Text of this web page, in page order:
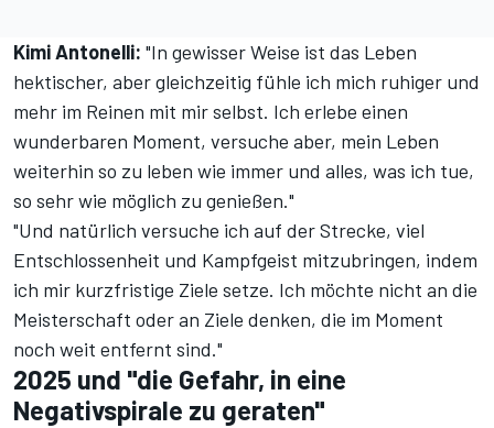
Kimi Antonelli: "In gewisser Weise ist das Leben
hektischer, aber gleichzeitig fühle ich mich ruhiger und
mehr im Reinen mit mir selbst. Ich erlebe einen
wunderbaren Moment, versuche aber, mein Leben
weiterhin so zu leben wie immer und alles, was ich tue,
so sehr wie möglich zu genießen."
"Und natürlich versuche ich auf der Strecke, viel
Entschlossenheit und Kampfgeist mitzubringen, indem
ich mir kurzfristige Ziele setze. Ich möchte nicht an die
Meisterschaft oder an Ziele denken, die im Moment
noch weit entfernt sind."
2025 und "die Gefahr, in eine
Negativspirale zu geraten"